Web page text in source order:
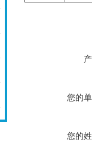
您的
您的